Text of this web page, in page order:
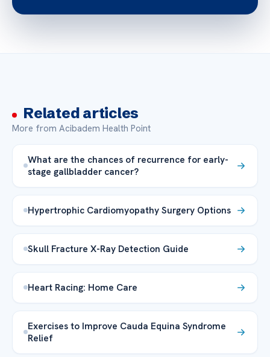
Related articles
More from Acibadem Health Point
What are the chances of recurrence for early-
stage gallbladder cancer?
Hypertrophic Cardiomyopathy Surgery Options
Skull Fracture X-Ray Detection Guide
Heart Racing: Home Care
Exercises to Improve Cauda Equina Syndrome
Relief